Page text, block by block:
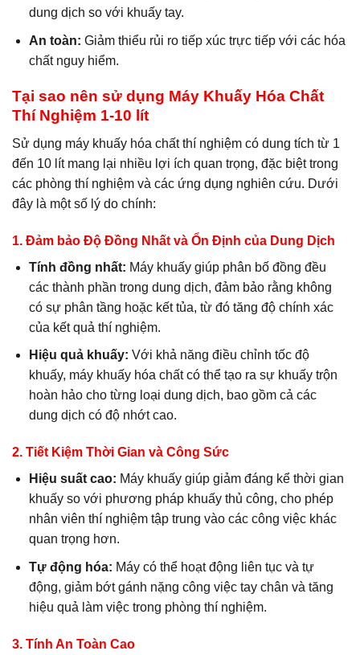
dung dịch so với khuấy tay.
An toàn: Giảm thiểu rủi ro tiếp xúc trực tiếp với các hóa
chất nguy hiểm.
Tại sao nên sử dụng Máy Khuấy Hóa Chất
Thí Nghiệm 1-10 lít
Sử dụng máy khuấy hóa chất thí nghiệm có dung tích từ 1
đến 10 lít mang lại nhiều lợi ích quan trọng, đặc biệt trong
các phòng thí nghiệm và các ứng dụng nghiên cứu. Dưới
đây là một số lý do chính:
1. Đảm bảo Độ Đồng Nhất và Ổn Định của Dung Dịch
Tính đồng nhất: Máy khuấy giúp phân bố đồng đều
các thành phần trong dung dịch, đảm bảo rằng không
có sự phân tầng hoặc kết tủa, từ đó tăng độ chính xác
của kết quả thí nghiệm.
Hiệu quả khuấy: Với khả năng điều chỉnh tốc độ
khuấy, máy khuấy hóa chất có thể tạo ra sự khuấy trộn
hoàn hảo cho từng loại dung dịch, bao gồm cả các
dung dịch có độ nhớt cao.
2. Tiết Kiệm Thời Gian và Công Sức
Hiệu suất cao: Máy khuấy giúp giảm đáng kể thời gian
khuấy so với phương pháp khuấy thủ công, cho phép
nhân viên thí nghiệm tập trung vào các công việc khác
quan trọng hơn.
Tự động hóa: Máy có thể hoạt động liên tục và tự
động, giảm bớt gánh nặng công việc tay chân và tăng
hiệu quả làm việc trong phòng thí nghiệm.
3. Tính An Toàn Cao